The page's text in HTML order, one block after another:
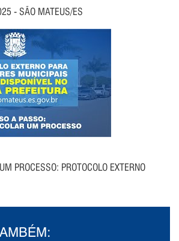
- SÃO MATEUS/ES
PROCESSO: PROTOCOLO EXTERNO